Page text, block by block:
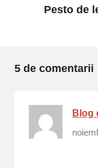
Pesto de
5 de comentarii
Blog